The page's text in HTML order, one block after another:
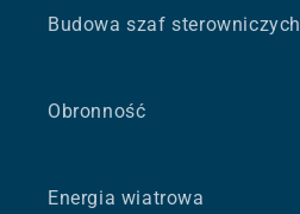
Budowa szaf sterowniczych
Obronność
Energia wiatrowa